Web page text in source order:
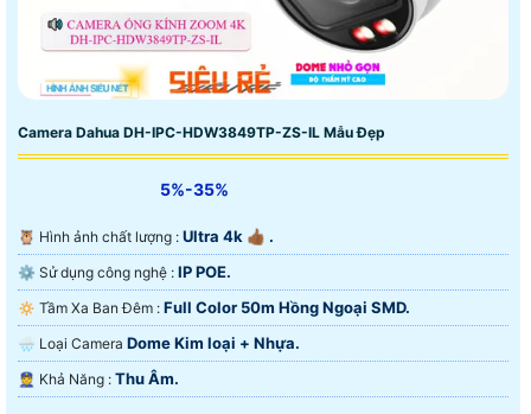
Camera Dahua DH-IPC-HDW3849TP-ZS-IL Mẫu Đẹp
5%-35%
🦉 Hình ảnh chất lượng : Ultra 4k 👍🏾 .
⚙ Sử dụng công nghệ : IP POE.
🔅 Tầm Xa Ban Đêm : Full Color 50m Hồng Ngoại SMD.
🌧️ Loại Camera Dome Kim loại + Nhựa.
️👮 Khả Năng : Thu Âm.